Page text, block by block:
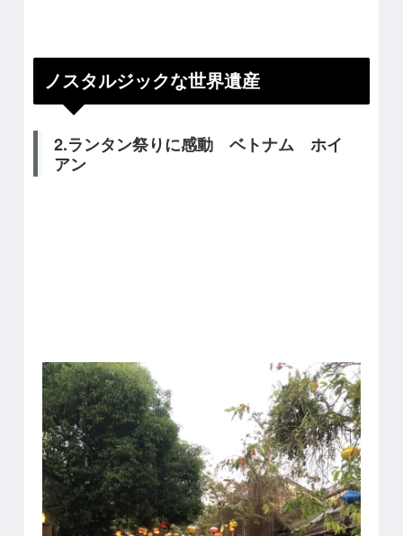
ノスタルジックな世界遺産
2.ランタン祭りに感動 ベトナム ホイ
アン